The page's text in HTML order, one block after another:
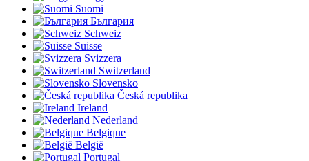
Suomi
България
Schweiz
Suisse
Svizzera
Switzerland
Slovensko
Česká republika
Ireland
Nederland
Belgique
België
Portugal